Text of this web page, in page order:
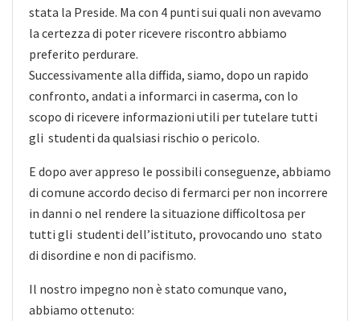
stata la Preside. Ma con 4 punti sui quali non avevamo
la certezza di poter ricevere riscontro abbiamo
preferito perdurare.
Successivamente alla diffida, siamo, dopo un rapido
confronto, andati a informarci in caserma, con lo
scopo di ricevere informazioni utili per tutelare tutti
gli studenti da qualsiasi rischio o pericolo.
E dopo aver appreso le possibili conseguenze, abbiamo
di comune accordo deciso di fermarci per non incorrere
in danni o nel rendere la situazione difficoltosa per
tutti gli studenti dell’istituto, provocando uno stato
di disordine e non di pacifismo.
Il nostro impegno non è stato comunque vano,
abbiamo ottenuto: